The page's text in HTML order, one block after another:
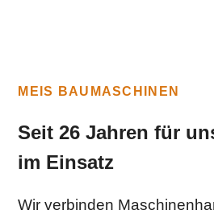
MEIS BAUMASCHINEN
Seit 26 Jahren für
im Einsatz
Wir verbinden